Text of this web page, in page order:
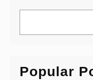
a
h
Popular